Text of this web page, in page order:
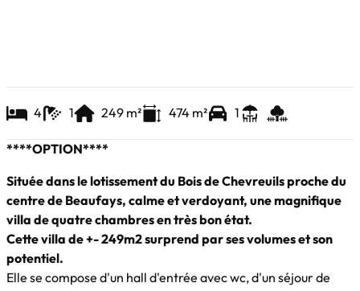
4 1 249m² 474 m² 1
****OPTION****
Située dans le lotissement du Bois de Chevreuils proche du
centre de Beaufays, calme et verdoyant, une magnifique
villa de quatre chambres en très bon état.
Cette villa de +- 249m2 surprend par ses volumes et son
potentiel.
Elle se compose d'un hall d'entrée avec wc, d'un séjour de